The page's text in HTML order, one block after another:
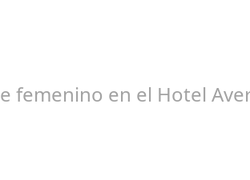
femenino en el Hotel